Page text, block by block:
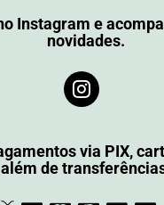
Instagram e
novidades.
via PIX,
de